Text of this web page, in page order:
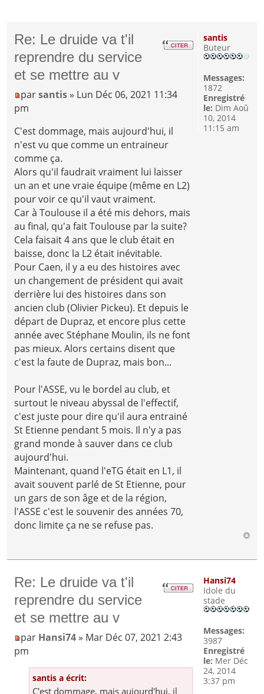
Re: Le druide va t'il
reprendre du service
et se mettre au v
parsantis » Lun Déc 06, 2021 11:34
pm
C'est dommage, mais aujourd'hui, il
n'est vu que comme un entraineur
comme ça.
Alors qu'il faudrait vraiment lui laisser
un an et une vraie équipe (même en L2)
pour voir ce qu'il vaut vraiment.
Car à Toulouse il a été mis dehors, mais
au final, qu'a fait Toulouse par la suite?
Cela faisait 4 ans que le club était en
baisse, donc la L2 était inévitable.
Pour Caen, il y a eu des histoires avec
un changement de président qui avait
derrière lui des histoires dans son
ancien club (Olivier Pickeu). Et depuis le
départ de Dupraz, et encore plus cette
année avec Stéphane Moulin, ils ne font
pas mieux. Alors certains disent que
c'est la faute de Dupraz, mais bon...
Pour l'ASSE, vu le bordel au club, et
surtout le niveau abyssal de l'effectif,
c'est juste pour dire qu'il aura entrainé
St Etienne pendant 5 mois. Il n'y a pas
grand monde à sauver dans ce club
aujourd'hui.
Maintenant, quand l'eTG était en L1, il
avait souvent parlé de St Etienne, pour
un gars de son âge et de la région,
l'ASSE c'est le souvenir des années 70,
donc limite ça ne se refuse pas.
santis
Buteur
Messages:
1872
Enregistré
le: Dim Aoû
10, 2014
11:15 am
Re: Le druide va t'il
reprendre du service
et se mettre au v
par Hansi74» Mar Déc 07, 2021 2:43
pm
santis a écrit:
C'est dommage, mais aujourd'hui, il
Hansi74
Idole du
stade
Messages:
3987
Enregistré
le: Mer Déc
24, 2014
3:37 pm